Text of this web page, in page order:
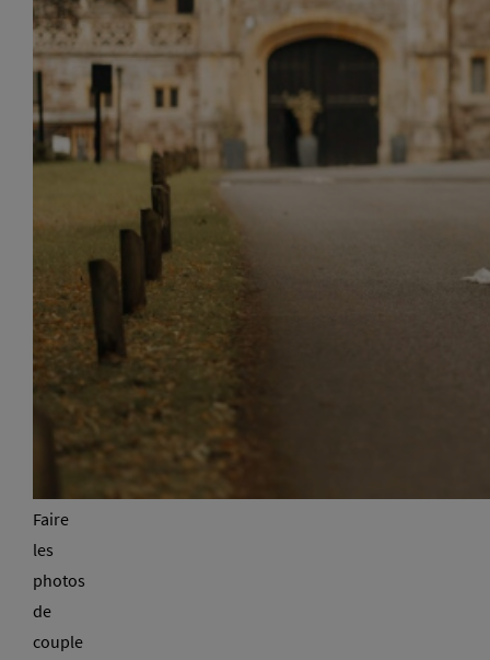
Faire
les
photos
de
couple